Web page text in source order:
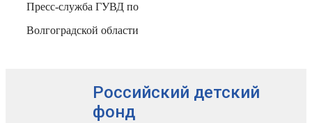
Пресс-служба ГУВД по
Волгоградской области
Российский детский
фонд